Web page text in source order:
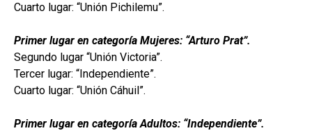
Cuarto lugar: “Unión Pichilemu”.
Primer lugar en categoría Mujeres: “Arturo Prat”.
Segundo lugar “Unión Victoria”.
Tercer lugar: “Independiente”.
Cuarto lugar: “Unión Cáhuil”.
Primer lugar en categoría Adultos: “Independiente”.